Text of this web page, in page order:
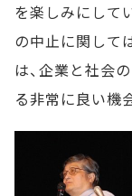
を楽しみにして
の中止に関して
は、企業と社会
る非常に良い機